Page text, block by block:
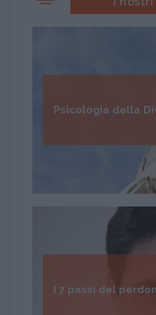
Psicologia della
I 7 passi del